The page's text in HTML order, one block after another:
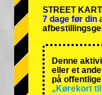
STREET
7 dage før din
Denne
eller et
på
„Kørekort